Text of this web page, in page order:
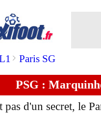
> Paris SG
PSG :
pas d'un secret, le
: Payet, Riolo en
: Marquinhos
: M'vila veut croire